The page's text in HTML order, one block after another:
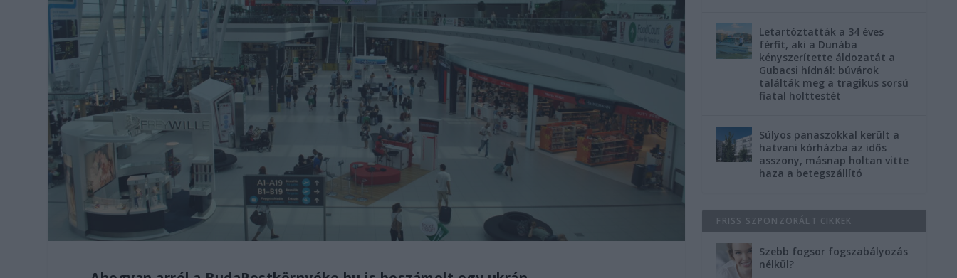
Letartóztatták a 34 éves
férfit, aki a Dunába
kényszerítette áldozatát a
Gubacsi hídnál: búvárok
találták meg a tragikus sorsú
fiatal holttestét
Súlyos panaszokkal került a
hatvani kórházba az idős
asszony, másnap holtan vitte
haza a betegszállító
FRISS SZPONZORÁLT CIKKEK
Szebb fogsor fogszabályozás
nélkül?